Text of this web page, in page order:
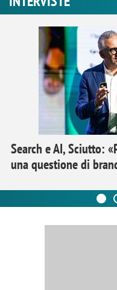
Search e AI, Sciutto:
una questione di